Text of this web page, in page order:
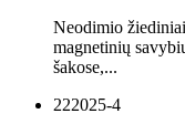
Neodimio
magnetinių
šakose,...
222025-4